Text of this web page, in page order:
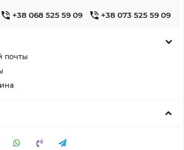
+38 068 525 59 09 +38 073 525 59 09
почты